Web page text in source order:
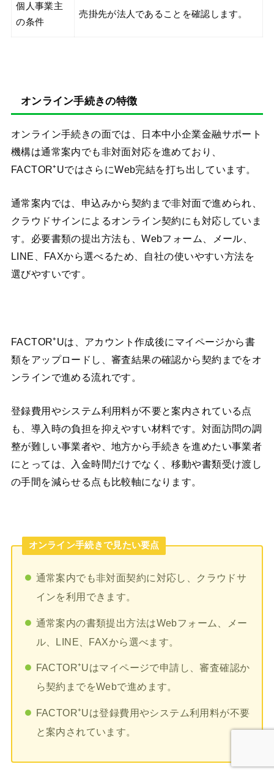
個人事業主
の条件
売掛先が法人であることを確認します。
オンライン手続きの特徴
オンライン手続きの面では、日本中小企業金融サポート
機構は通常案内でも非対面対応を進めており、
FACTOR⁺UではさらにWeb完結を打ち出しています。
通常案内では、申込みから契約まで非対面で進められ、
クラウドサインによるオンライン契約にも対応していま
す。必要書類の提出方法も、Webフォーム、メール、
LINE、FAXから選べるため、自社の使いやすい方法を
選びやすいです。
FACTOR⁺Uは、アカウント作成後にマイページから書
類をアップロードし、審査結果の確認から契約までをオ
ンラインで進める流れです。
登録費用やシステム利用料が不要と案内されている点
も、導入時の負担を抑えやすい材料です。対面訪問の調
整が難しい事業者や、地方から手続きを進めたい事業者
にとっては、入金時間だけでなく、移動や書類受け渡し
の手間を減らせる点も比較軸になります。
オンライン手続きで見たい要点
通常案内でも非対面契約に対応し、クラウドサ
インを利用できます。
通常案内の書類提出方法はWebフォーム、メー
ル、LINE、FAXから選べます。
FACTOR⁺Uはマイページで申請し、審査確認か
ら契約までをWebで進めます。
FACTOR⁺Uは登録費用やシステム利用料が不要
と案内されています。